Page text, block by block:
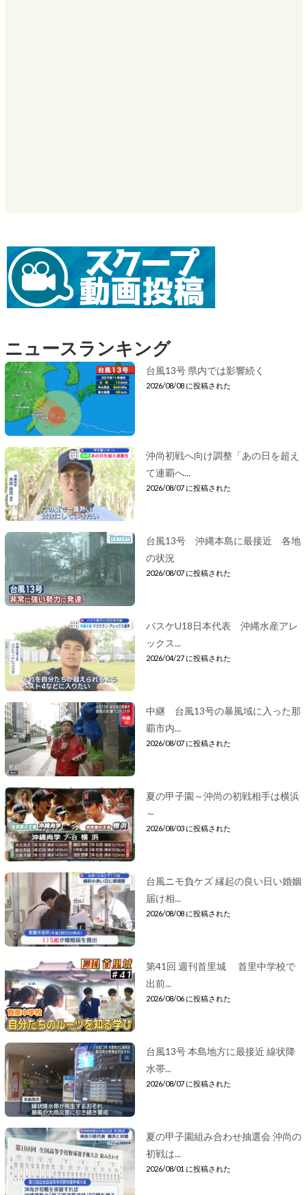
ニュースランキング
台風13号 県内では影響続く
2026/08/08 に投稿された
沖尚初戦へ向け調整「あの日を超え
て連覇へ...
2026/08/07 に投稿された
台風13号 沖縄本島に最接近 各地
の状況
2026/08/07 に投稿された
バスケU18日本代表 沖縄水産アレ
ックス...
2026/04/27 に投稿された
中継 台風13号の暴風域に入った那
覇市内...
2026/08/07 に投稿された
夏の甲子園～沖尚の初戦相手は横浜
～
2026/08/03 に投稿された
台風ニモ負ケズ 縁起の良い日い婚姻
届け相...
2026/08/08 に投稿された
第41回 週刊首里城 首里中学校で
出前...
2026/08/06 に投稿された
台風13号 本島地方に最接近 線状降
水帯...
2026/08/07 に投稿された
夏の甲子園組み合わせ抽選会 沖尚の
初戦は...
2026/08/01 に投稿された